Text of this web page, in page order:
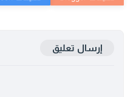
إرسال تعليق